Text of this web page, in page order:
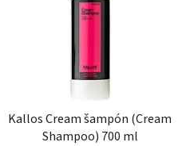
Kallos Cream šampón (Cream
Shampoo) 700 ml